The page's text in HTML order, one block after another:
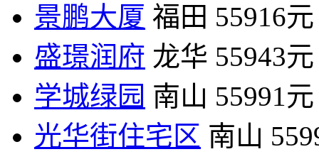
景鹏大厦 福田 55916元
盛璟润府 龙华 55943元
学城绿园 南山 55991元
光华街住宅区 南山